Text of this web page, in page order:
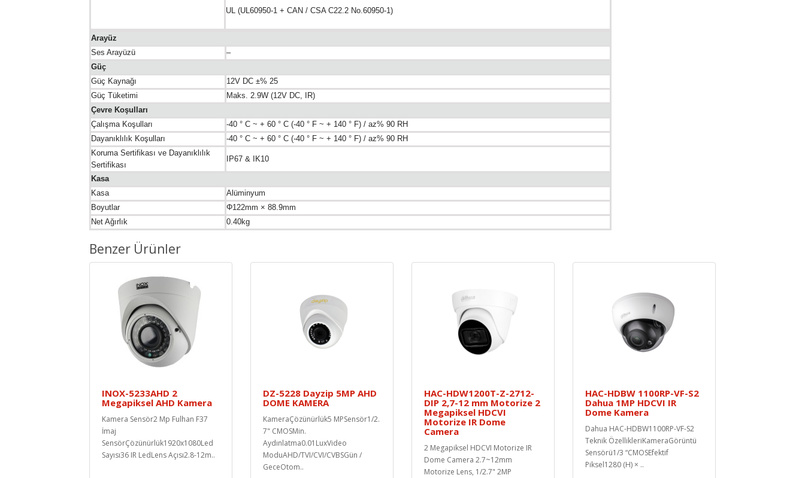
UL (UL60950-1 + CAN / CSA C22.2 No.60950-1)
Arayüz
Ses Arayüzü
–
Güç
Güç Kaynağı
12V DC ±% 25
Güç Tüketimi
Maks. 2.9W (12V DC, IR)
Çevre Koşulları
Çalışma Koşulları
-40 ° C ~ + 60 ° C (-40 ° F ~ + 140 ° F) / az% 90 RH
Dayanıklılık Koşulları
-40 ° C ~ + 60 ° C (-40 ° F ~ + 140 ° F) / az% 90 RH
Koruma Sertifikası ve Dayanıklılık
Sertifikası
IP67 & IK10
Kasa
Kasa
Alüminyum
Boyutlar
Φ122mm × 88.9mm
Net Ağırlık
0.40kg
Benzer Ürünler
INOX-5233AHD 2
Megapiksel AHD Kamera
Kamera Sensör2 Mp Fulhan F37
İmaj
SensörÇözünürlük1920x1080Led
Sayısı36 IR LedLens Açısı2.8-12m..
DZ-5228 Dayzip 5MP AHD
DOME KAMERA
KameraÇözünürlük5 MPSensör1/2.
7" CMOSMin.
Aydınlatma0.01LuxVideo
ModuAHD/TVI/CVI/CVBSGün /
GeceOtom..
HAC-HDW1200T-Z-2712-
DIP 2,7-12 mm Motorize 2
Megapiksel HDCVI
Motorize IR Dome
Camera
2 Megapiksel HDCVI Motorize IR
Dome Camera 2.7~12mm
Motorize Lens, 1/2.7" 2MP
HAC-HDBW 1100RP-VF-S2
Dahua 1MP HDCVI IR
Dome Kamera
Dahua HAC-HDBW1100RP-VF-S2
Teknik ÖzellikleriKameraGörüntü
Sensörü1/3 “CMOSEfektif
Piksel1280 (H) × ..